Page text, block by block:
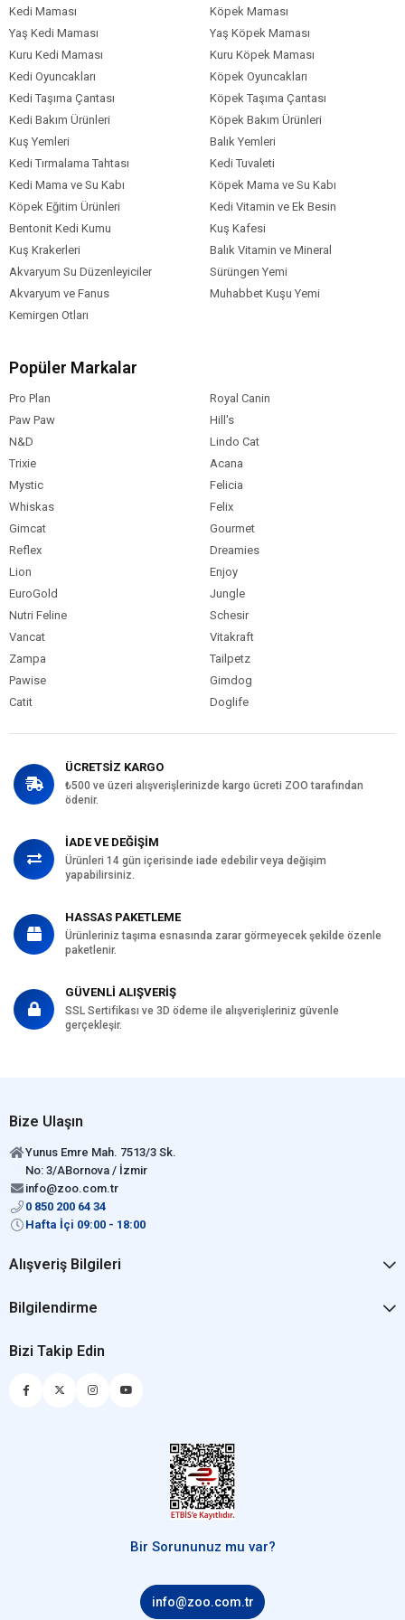
Kedi Maması
Köpek Maması
Yaş Kedi Maması
Yaş Köpek Maması
Kuru Kedi Maması
Kuru Köpek Maması
Kedi Oyuncakları
Köpek Oyuncakları
Kedi Taşıma Çantası
Köpek Taşıma Çantası
Kedi Bakım Ürünleri
Köpek Bakım Ürünleri
Kuş Yemleri
Balık Yemleri
Kedi Tırmalama Tahtası
Kedi Tuvaleti
Kedi Mama ve Su Kabı
Köpek Mama ve Su Kabı
Köpek Eğitim Ürünleri
Kedi Vitamin ve Ek Besin
Bentonit Kedi Kumu
Kuş Kafesi
Kuş Krakerleri
Balık Vitamin ve Mineral
Akvaryum Su Düzenleyiciler
Sürüngen Yemi
Akvaryum ve Fanus
Muhabbet Kuşu Yemi
Kemirgen Otları
Popüler Markalar
Pro Plan
Royal Canin
Paw Paw
Hill's
N&D
Lindo Cat
Trixie
Acana
Mystic
Felicia
Whiskas
Felix
Gimcat
Gourmet
Reflex
Dreamies
Lion
Enjoy
EuroGold
Jungle
Nutri Feline
Schesir
Vancat
Vitakraft
Zampa
Tailpetz
Pawise
Gimdog
Catit
Doglife
ÜCRETSİZ KARGO
₺500 ve üzeri alışverişlerinizde kargo ücreti ZOO tarafından
ödenir.
İADE VE DEĞİŞİM
Ürünleri 14 gün içerisinde iade edebilir veya değişim
yapabilirsiniz.
HASSAS PAKETLEME
Ürünleriniz taşıma esnasında zarar görmeyecek şekilde özenle
paketlenir.
GÜVENLİ ALIŞVERİŞ
SSL Sertifikası ve 3D ödeme ile alışverişleriniz güvenle
gerçekleşir.
Bize Ulaşın
Yunus Emre Mah. 7513/3 Sk.
No: 3/ABornova / İzmir
info@zoo.com.tr
0 850 200 64 34
Hafta İçi 09:00 - 18:00
Alışveriş Bilgileri
Bilgilendirme
Bizi Takip Edin
Bir Sorununuz mu var?
info@zoo.com.tr